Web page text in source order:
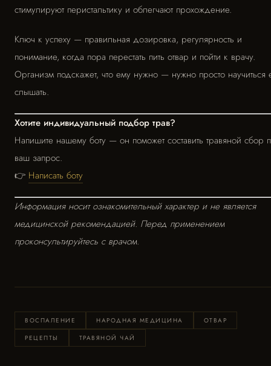
стимулируют перистальтику и облегчают прохождение.
Ключ к успеху — правильная дозировка, регулярность и
понимание, когда пора перестать пить отвар и пойти к врачу.
Организм подскажет, что ему нужно — нужно просто научиться
слышать.
Хотите индивидуальный подбор трав?
Напишите нашему боту — он поможет составить травяной сбор
ваш запрос.
👉 Написать боту
Информация носит ознакомительный характер и не является
медицинской рекомендацией. Перед применением
проконсультируйтесь с врачом.
ВОСПАЛЕНИЕ НАРОДНАЯ МЕДИЦИНА
ОТВАР
РЕЦЕПТЫ
ТРАВЯНОЙ ЧАЙ